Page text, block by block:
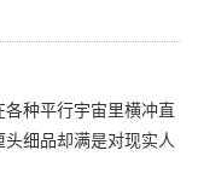
种平行宇宙里横冲直
细品却满是对现实人